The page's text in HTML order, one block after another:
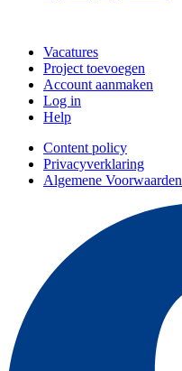
Vacatures
Project toevoegen
Account aanmaken
Log in
Help
Content policy
Privacyverklaring
Algemene Voorwaarden